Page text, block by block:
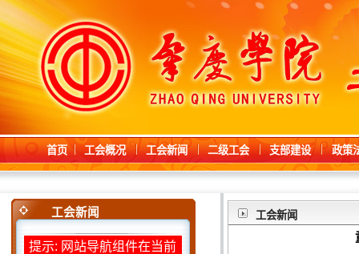
首页 工会概况 工会新闻 二级工会 支部建设 政策
工会新闻
提示: 网站导航组件在当前
工会新闻